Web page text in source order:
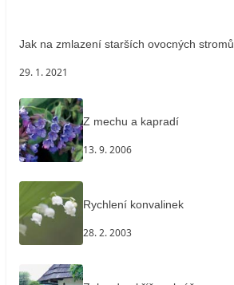
Jak na zmlazení starších ovocných stromů
29. 1. 2021
Z mechu a kapradí
13. 9. 2006
Rychlení konvalinek
28. 2. 2003